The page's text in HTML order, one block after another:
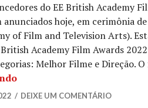
do EE British Academy
anunciados hoje, em cerimônia
of Film and Television Arts).
Academy Film Awards
Melhor Filme e Direção.
Os Vencedores do EE British
DEIXE UM COMENTÁRIO